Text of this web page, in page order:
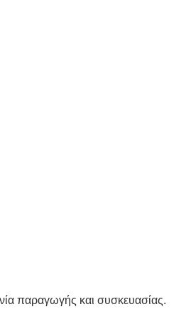
παραγωγής και συσκευασίας.